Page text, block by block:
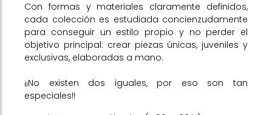
Con formas y materiales claramente definidos,
cada colección es estudiada concienzudamente
para conseguir un estilo propio y no perder el
objetivo principal: crear piezas únicas, juveniles y
exclusivas, elaboradas a mano.
¡¡No existen dos iguales, por eso son tan
especiales!!